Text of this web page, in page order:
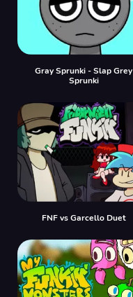
Gray Sprunki - Slap Grey
Sprunki
FNF vs Garcello Duet